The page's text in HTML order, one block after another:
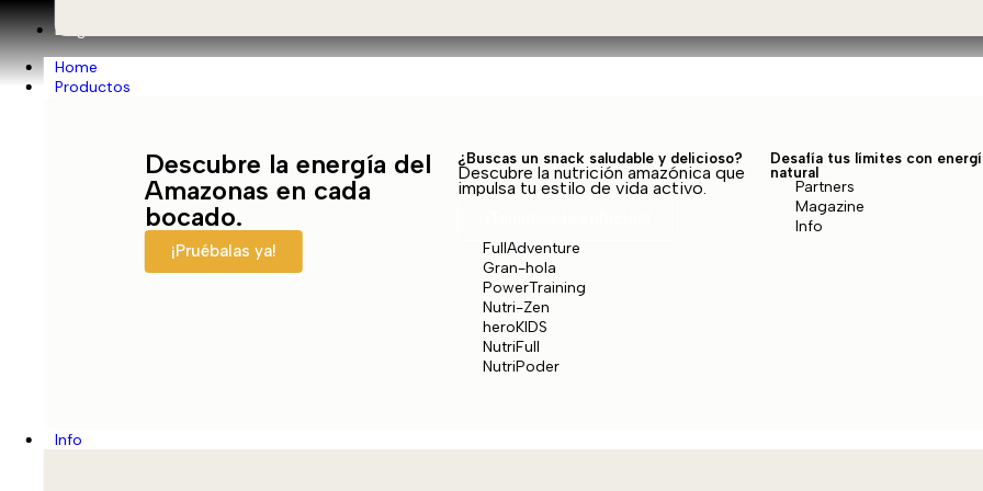
Blog
Home
Productos
Descubre la energía del
Amazonas en cada
bocado.
¡Pruébalas ya!
¿Buscas un snack saludable y delicioso?
Descubre la nutrición amazónica que
impulsa tu estilo de vida activo.
FullAdventure
Gran-hola
PowerTraining
Nutri-Zen
heroKIDS
NutriFull
NutriPoder
Desafía tus límites con
natural
Partners
Magazine
Info
Info
Testimonios